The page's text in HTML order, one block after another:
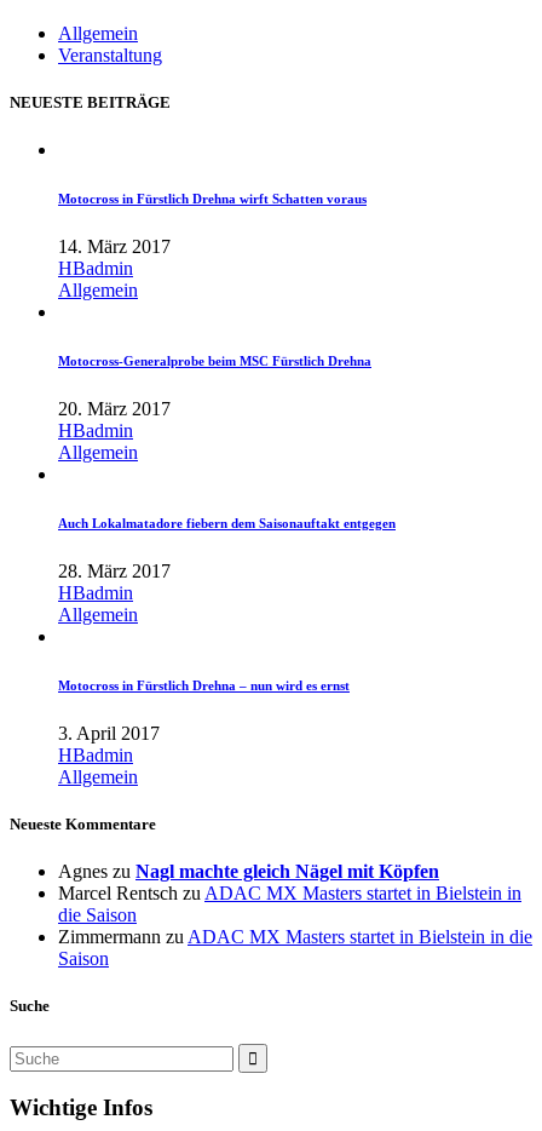
Allgemein
Veranstaltung
NEUESTE BEITRÄGE
Motocross in Fürstlich Drehna wirft Schatten voraus
14. März 2017
HBadmin
Allgemein
Motocross-Generalprobe beim MSC Fürstlich Drehna
20. März 2017
HBadmin
Allgemein
Auch Lokalmatadore fiebern dem Saisonauftakt entgegen
28. März 2017
HBadmin
Allgemein
Motocross in Fürstlich Drehna – nun wird es ernst
3. April 2017
HBadmin
Allgemein
Neueste Kommentare
Agnes zu Nagl machte gleich Nägel mit Köpfen
Marcel Rentsch zu ADAC MX Masters startet in Bielstein in
die Saison
Zimmermann zu ADAC MX Masters startet in Bielstein in die
Saison
Suche
Wichtige Infos